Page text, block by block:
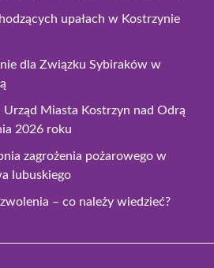
upałach w Kostrzynie
dla Związku Sybiraków w
Urząd Miasta Kostrzyn nad Odrą
2026 roku
zagrożenia pożarowego w
lubuskiego
– co należy wiedzieć?